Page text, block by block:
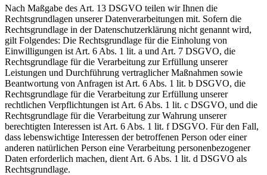
Nach Maßgabe des Art. 13 DSGVO teilen wir Ihnen die
Rechtsgrundlagen unserer Datenverarbeitungen mit. Sofern die
Rechtsgrundlage in der Datenschutzerklärung nicht genannt wird,
gilt Folgendes: Die Rechtsgrundlage für die Einholung von
Einwilligungen ist Art. 6 Abs. 1 lit. a und Art. 7 DSGVO, die
Rechtsgrundlage für die Verarbeitung zur Erfüllung unserer
Leistungen und Durchführung vertraglicher Maßnahmen sowie
Beantwortung von Anfragen ist Art. 6 Abs. 1 lit. b DSGVO, die
Rechtsgrundlage für die Verarbeitung zur Erfüllung unserer
rechtlichen Verpflichtungen ist Art. 6 Abs. 1 lit. c DSGVO, und die
Rechtsgrundlage für die Verarbeitung zur Wahrung unserer
berechtigten Interessen ist Art. 6 Abs. 1 lit. f DSGVO. Für den Fall,
dass lebenswichtige Interessen der betroffenen Person oder einer
anderen natürlichen Person eine Verarbeitung personenbezogener
Daten erforderlich machen, dient Art. 6 Abs. 1 lit. d DSGVO als
Rechtsgrundlage.